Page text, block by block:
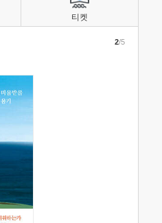
2/5
티켓